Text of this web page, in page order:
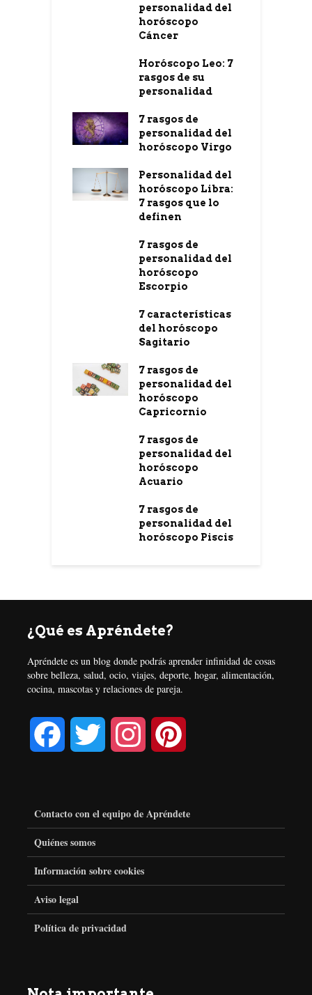
personalidad del
horóscopo
Cáncer
Horóscopo Leo: 7
rasgos de su
personalidad
7 rasgos de
personalidad del
horóscopo Virgo
Personalidad del
horóscopo Libra:
7 rasgos que lo
definen
7 rasgos de
personalidad del
horóscopo
Escorpio
7 características
del horóscopo
Sagitario
7 rasgos de
personalidad del
horóscopo
Capricornio
7 rasgos de
personalidad del
horóscopo
Acuario
7 rasgos de
personalidad del
horóscopo Piscis
¿Qué es Apréndete?
Apréndete es un blog donde podrás aprender infinidad de cosas
sobre belleza, salud, ocio, viajes, deporte, hogar, alimentación,
cocina, mascotas y relaciones de pareja.
e
b
o
t
Contacto con el equipo de Apréndete
Quiénes somos
Información sobre cookies
Aviso legal
Política de privacidad